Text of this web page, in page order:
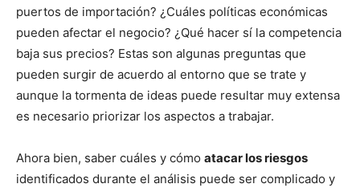
puertos de importación? ¿Cuáles políticas económicas
pueden afectar el negocio? ¿Qué hacer sí la competencia
baja sus precios? Estas son algunas preguntas que
pueden surgir de acuerdo al entorno que se trate y
aunque la tormenta de ideas puede resultar muy extensa
es necesario priorizar los aspectos a trabajar.
Ahora bien, saber cuáles y cómo atacar los riesgos
identificados durante el análisis puede ser complicado y